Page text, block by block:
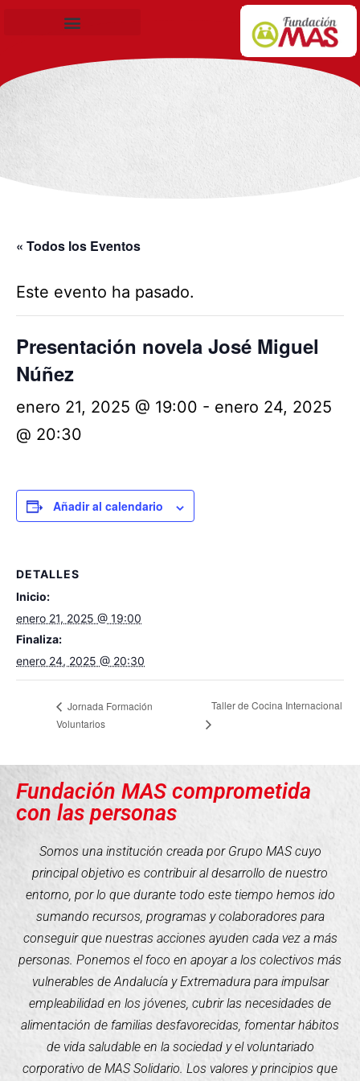
« Todos los Eventos
Este evento ha pasado.
Presentación novela José Miguel
Núñez
enero 21, 2025 @ 19:00 - enero 24, 2025
@ 20:30
Añadir al calendario
DETALLES
Inicio:
enero 21, 2025 @ 19:00
Finaliza:
enero 24, 2025 @ 20:30
Jornada Formación
Voluntarios
Taller de Cocina Internacional
Fundación MAS comprometida
con las personas
Somos una institución creada por Grupo MAS cuyo
principal objetivo es contribuir al desarrollo de nuestro
entorno, por lo que durante todo este tiempo hemos ido
sumando recursos, programas y colaboradores para
conseguir que nuestras acciones ayuden cada vez a más
personas. Ponemos el foco en apoyar a los colectivos más
vulnerables de Andalucía y Extremadura para impulsar
empleabilidad en los jóvenes, cubrir las necesidades de
alimentación de familias desfavorecidas, fomentar hábitos
de vida saludable en la sociedad y el voluntariado
corporativo de MAS Solidario. Los valores y principios que